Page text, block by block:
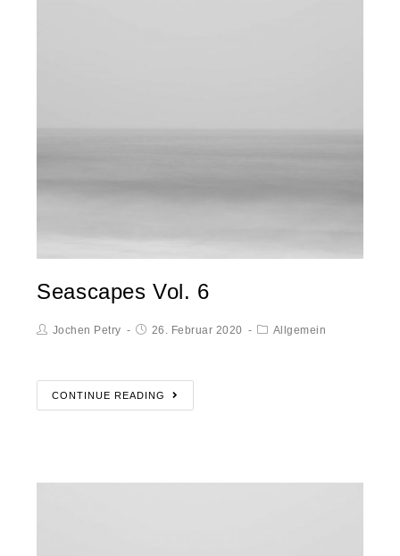
Seascapes Vol. 6
Jochen Petry 26. Februar 2020 Allgemein
CONTINUE READING